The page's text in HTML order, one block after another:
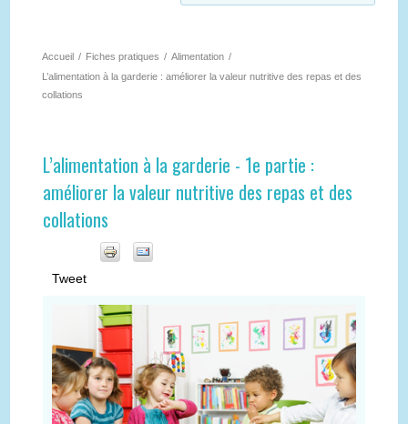
Accueil / Fiches pratiques / Alimentation /
L’alimentation à la garderie : améliorer la valeur nutritive des repas et des
collations
L’alimentation à la garderie - 1e partie :
améliorer la valeur nutritive des repas et des
collations
Tweet